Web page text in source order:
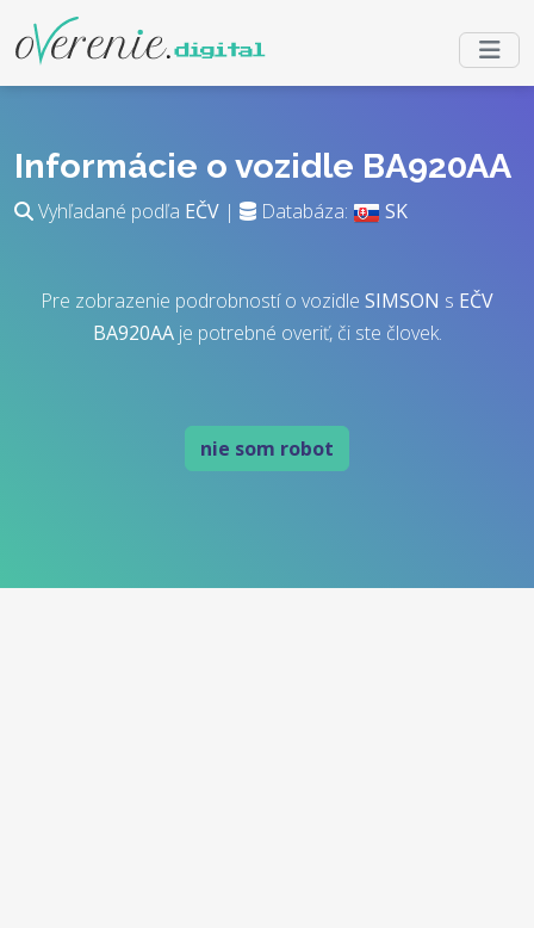
Informácie o vozidle BA920AA
Vyhľadané podľa EČV | Databáza: SK
Pre zobrazenie podrobností o vozidle SIMSON s EČV
BA920AAje potrebné overiť, či ste človek.
nie som robot